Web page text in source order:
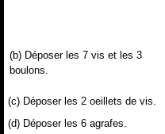
(b) Déposer les 7 vis et les 3
boulons.
(c) Déposer les 2 oeillets de vis.
(d) Déposer les 6 agrafes.